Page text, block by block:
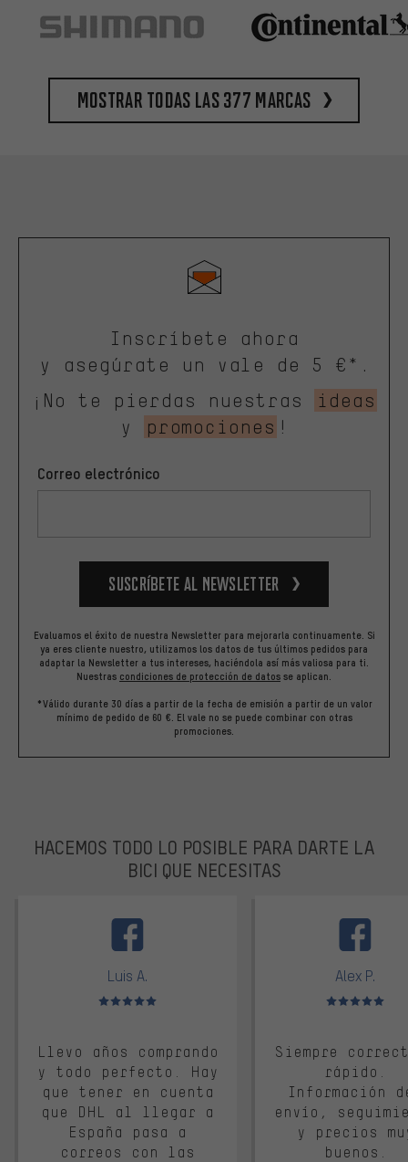
Mostrar todas las 377 marcas
Inscríbete ahora
y asegúrate un vale de 5 €*.
¡No te pierdas nuestras
ideas
y
promociones !
Correo electrónico
Suscríbete al newsletter
Evaluamos el éxito de nuestra Newsletter para mejorarla continuamente. Si
ya eres cliente nuestro, utilizamos los datos de tus últimos pedidos para
adaptar la Newsletter a tus intereses, haciéndola así más valiosa para ti.
Nuestras condiciones de protección de datos se aplican.
*Válido durante 30 días a partir de la fecha de emisión a partir de un valor
mínimo de pedido de 60 €. El vale no se puede combinar con otras
promociones.
HACEMOS TODO LO POSIBLE PARA DARTE LA
BICI QUE NECESITAS
Luis A.
Valoración media: 5 de 5
Llevo años comprando
y todo perfecto. Hay
que tener en cuenta
que DHL al llegar a
España pasa a
correos con las
Alex P.
Valoración
Siempre
rápido.
Información
envío,
y precios
buenos.